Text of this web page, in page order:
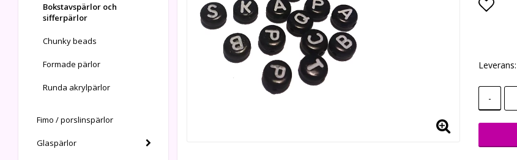
Bokstavspärlor och
sifferpärlor
Chunky beads
Formade pärlor
Runda akrylpärlor
Fimo / porslinspärlor
Glaspärlor
Leverans:
-